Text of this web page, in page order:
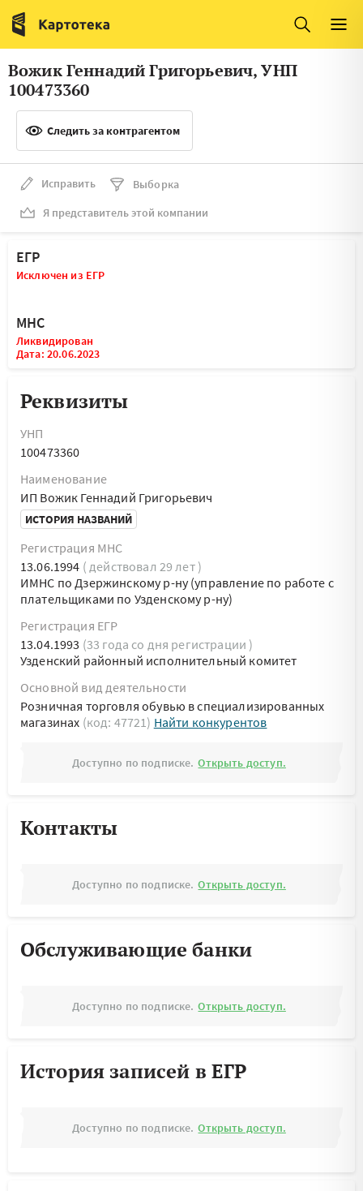
Италия
Люксембург
Литва
Латвия
Словения
Франция
Швеция
Мальта
Вожик Геннадий Григорьевич, УНП
100473360
Следить за контрагентом
Исправить
Выборка
Я представитель этой компании
ЕГР
Исключен из ЕГР
МНС
Ликвидирован
Дата: 20.06.2023
Реквизиты
УНП
100473360
Наименование
ИП Вожик Геннадий Григорьевич
ИСТОРИЯ НАЗВАНИЙ
Регистрация МНС
13.06.1994 ( действовал 29 лет )
ИМНС по Дзержинскому р-ну (управление по работе с
плательщиками по Узденскому р-ну)
Регистрация ЕГР
13.04.1993 (33 года со дня регистрации )
Узденский районный исполнительный комитет
Основной вид деятельности
Розничная торговля обувью в специализированных
магазинах (код: 47721) Найти конкурентов
Доступно по подписке. Открыть доступ.
Контакты
Доступно по подписке. Открыть доступ.
Обслуживающие банки
Доступно по подписке. Открыть доступ.
История записей в ЕГР
Доступно по подписке. Открыть доступ.